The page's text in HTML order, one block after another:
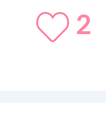
2